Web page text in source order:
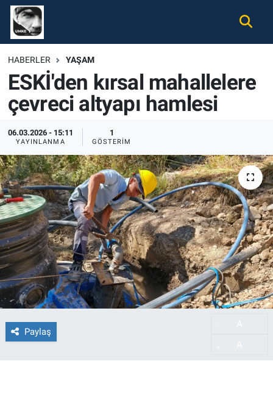
HABERLER YAŞAM
ESKİ'den kırsal mahallelere
çevreci altyapı hamlesi
06.03.2026 - 15:11
YAYINLANMA
1
GÖSTERIM
Paylaş
Gündem
Ekonomi
Spor
Magazin
Tüm Haberler
İletişim
Künye
Nöbetçi Eczaneler
Hava Durumu
Namaz Vakitleri
Trafik Durumu
Süper Lig Puan Durumu ve Fikstür
Tüm Manşetler
Son Dakika Haberleri
Haber Arşivi